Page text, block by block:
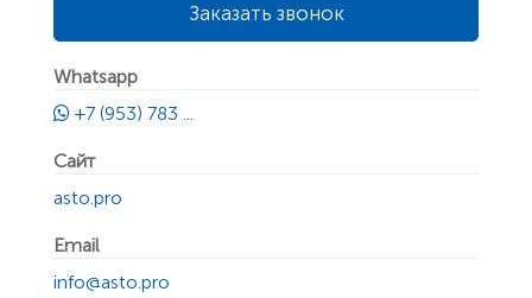
Заказать звонок
Whatsapp
+7 (953) 783 ...
Сайт
asto.pro
Email
info@asto.pro